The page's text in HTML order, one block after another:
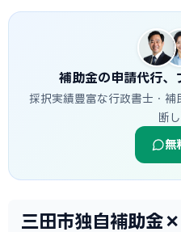
補助金の申請代行、
採択実績豊富な行政書士・補
断
無
三田市独自補助金